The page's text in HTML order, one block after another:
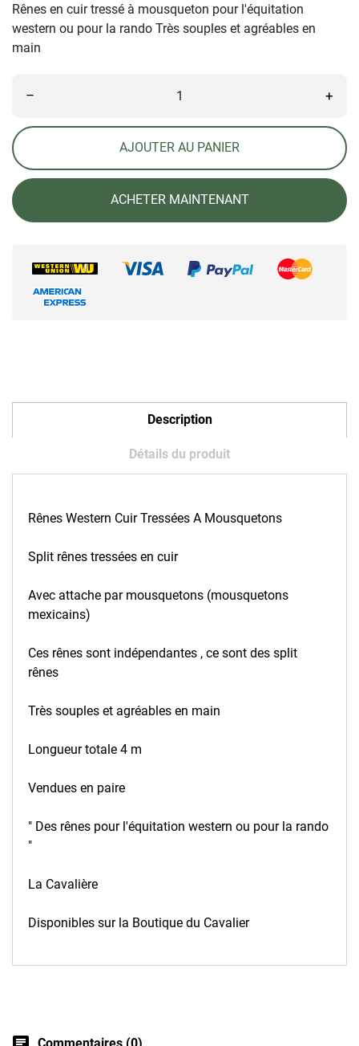
Rênes en cuir tressé à mousqueton pour l'équitation
western ou pour la rando Très souples et agréables en
main
– +
AJOUTER AU PANIER
ACHETER MAINTENANT
Description
Détails du produit
Rênes Western Cuir Tressées A Mousquetons
Split rênes tressées en cuir
Avec attache par mousquetons (mousquetons
mexicains)
Ces rênes sont indépendantes , ce sont des split
rênes
Très souples et agréables en main
Longueur totale 4 m
Vendues en paire
" Des rênes pour l'équitation western ou pour la rando
"
La Cavalière
Disponibles sur la Boutique du Cavalier
Commentaires (0)